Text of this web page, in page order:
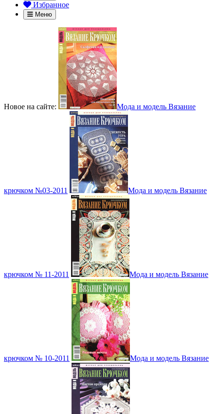
Избранное
Меню
Новое на сайте: Мода и модель Вязание
крючком №03-2011 Мода и модель Вязание
крючком № 11-2011 Мода и модель Вязание
крючком № 10-2011 Мода и модель Вязание